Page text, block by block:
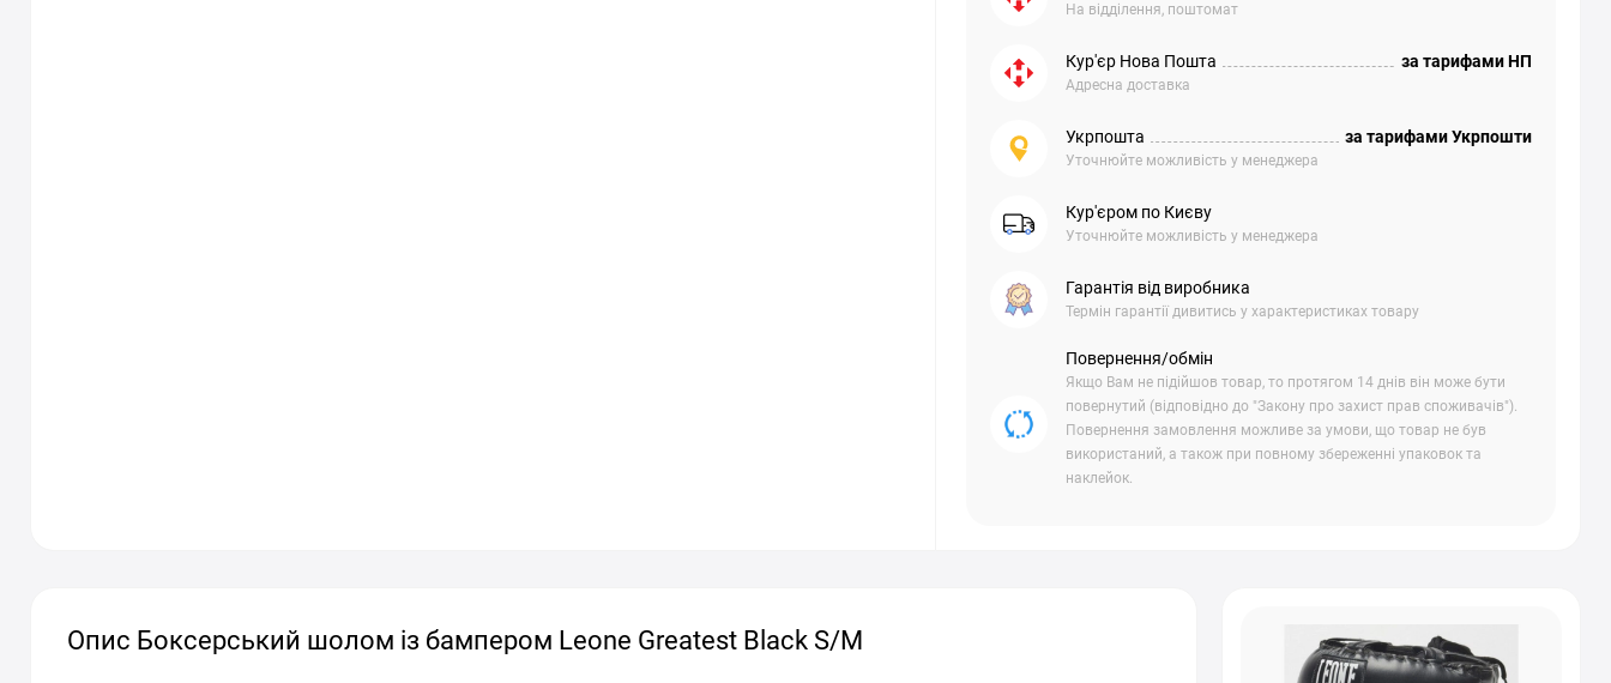
На відділення, поштомат
Кур'єр Нова Пошта
Адресна доставка
за тарифами НП
Укрпошта
Уточнюйте можливість у менеджера
за тарифами Укрпошти
Кур'єром по Києву
Уточнюйте можливість у менеджера
Гарантія від виробника
Термін гарантії дивитись у характеристиках товару
Повернення/обмін
Якщо Вам не підійшов товар, то протягом 14 днів він може бути
повернутий (відповідно до "Закону про захист прав споживачів").
Повернення замовлення можливе за умови, що товар не був
використаний, а також при повному збереженні упаковок та
наклейок.
Опис Боксерський шолом із бампером Leone Greatest Black S/M